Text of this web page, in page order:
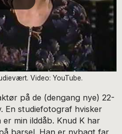
Video: YouTube.
på de (dengang nye) 22-
En studiefotograf hvisker
min ilddåb. Knud K har